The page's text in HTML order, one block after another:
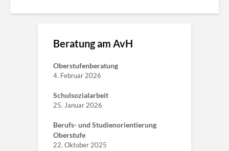
Beratung am AvH
Oberstufenberatung
4. Februar 2026
Schulsozialarbeit
25. Januar 2026
Berufs- und Studienorientierung
Oberstufe
22. Oktober 2025